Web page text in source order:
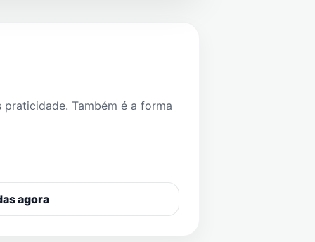
Também é a forma
agora